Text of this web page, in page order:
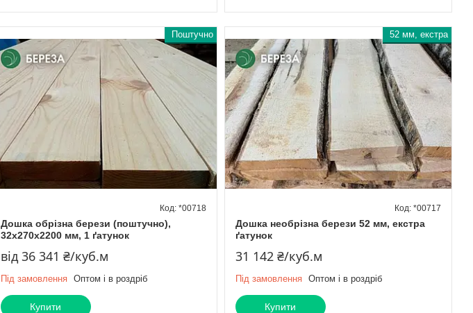
Поштучно
Дошка обрізна берези (поштучно),
32х270х2200 мм, 1 ґатунок
*00718
від 36 341 ₴/куб.м
Під замовлення Оптом і в роздріб
Купити
52 мм, екстра
Дошка необрізна берези 52 мм, екстра
ґатунок
*00717
31 142 ₴/куб.м
Під замовлення Оптом і в роздріб
Купити